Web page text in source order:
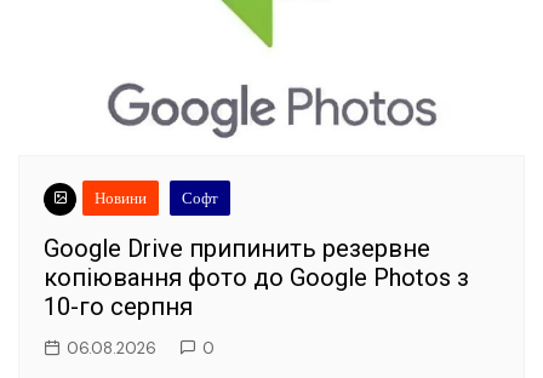
Новини Софт
Google Drive припинить резервне
копіювання фото до Google Photos з
10-го серпня
06.08.2026 0